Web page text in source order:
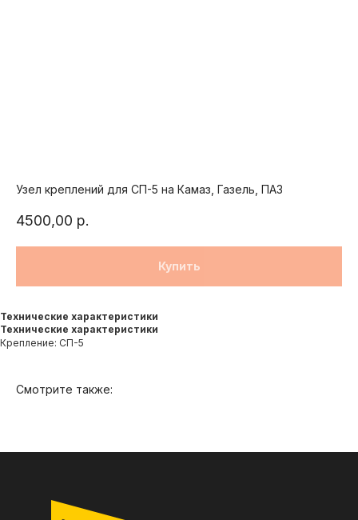
Узел креплений для СП-5 на Камаз, Газель, ПАЗ
4500,00 р.
Купить
Технические характеристики
Технические характеристики
Крепление: СП-5
Смотрите также:
О компании
Доставка и оплата